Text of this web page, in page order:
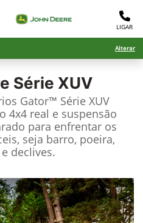
LIGAR
Alterar
Série XUV
Gator™ Série XUV
4x4 real e suspensão
para enfrentar os
seja barro, poeira,
declives.